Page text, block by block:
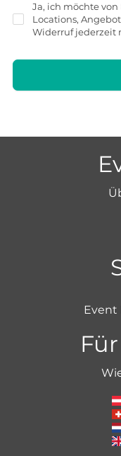
Ja, ich möchte
Locations,
Widerruf jederzeit
Event